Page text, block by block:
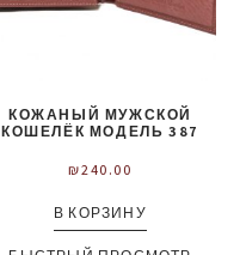
КОЖАНЫЙ МУЖСКОЙ
КОШЕЛЁК МОДЕЛЬ 387
₪240.00
В КОРЗИНУ